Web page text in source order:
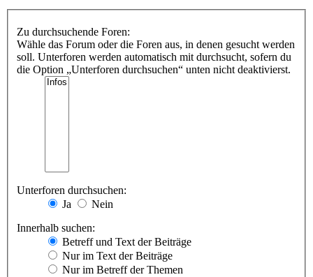
Zu durchsuchende Foren:
Wähle das Forum oder die Foren aus, in denen gesucht werden
soll. Unterforen werden automatisch mit durchsucht, sofern du
die Option „Unterforen durchsuchen“ unten nicht deaktivierst.
Unterforen durchsuchen:
Ja
Nein
Innerhalb suchen:
Betreff und Text der Beiträge
Nur im Text der Beiträge
Nur im Betreff der Themen